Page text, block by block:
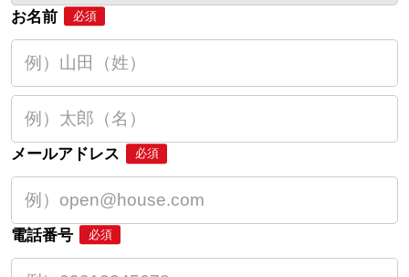
お名前 必須
メールアドレス 必須
電話番号 必須